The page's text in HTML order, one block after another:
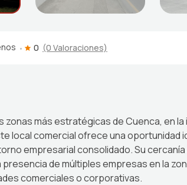
0 (0 Valoraciones)
zonas más estratégicas de Cuenca, en
local comercial ofrece una oportunidad
empresarial consolidado. Su
presencia de múltiples empresas en la
comerciales o corporativas.